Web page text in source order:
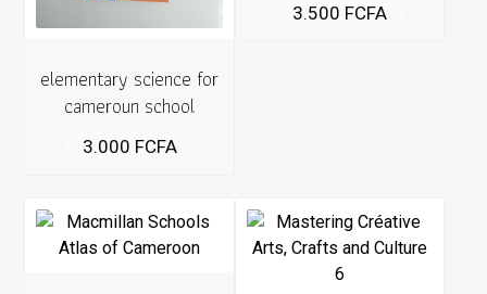
elementary science for
cameroun school
3.000 FCFA
3.500 FCFA